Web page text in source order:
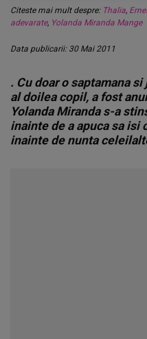
Citeste mai mult despre: Thalia,
adevarate, Yolanda Miranda Mange
Data publicarii: 30 Mai 2011
. Cu doar o saptamana
al doilea copil, a fost
Yolanda Miranda s-a
inainte de a apuca sa isi
inainte de nunta